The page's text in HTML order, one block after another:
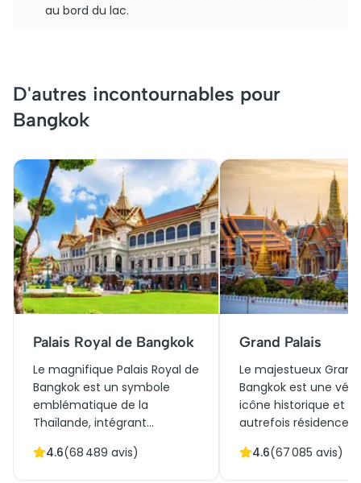
au bord du lac.
D'autres incontournables pour
Bangkok
Palais Royal de Bangkok
Le magnifique Palais Royal de
Bangkok est un symbole
emblématique de la
Thaïlande, intégrant
Construit en 1782, ce
4.6(68 489 avis)
Grand Palais
Le majestueux Grand
Bangkok est une
icône historique et
autrefois résidence
1782, il mêle
4.6(67 085 avis)